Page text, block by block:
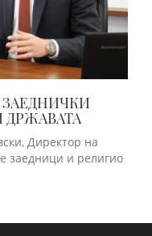
ДРЖАВАТА
Директор на
заедници и религио